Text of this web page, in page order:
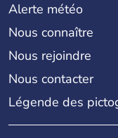
Alerte météo
Nous connaître
Nous rejoindre
Nous contacter
Légende des